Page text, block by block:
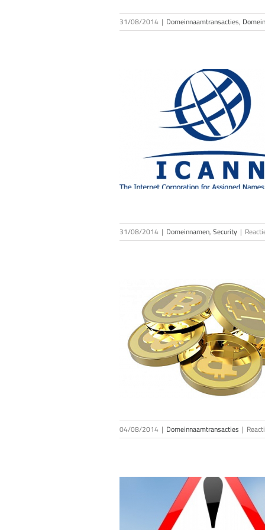
31/08/2014 | Domeinnaamtransacties,
31/08/2014 | Domeinnamen, Security |
04/08/2014 | Domeinnaamtransacties |